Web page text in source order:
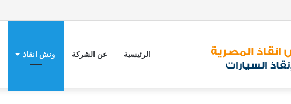
الرئيسية عن الشركة ونش انقاذ